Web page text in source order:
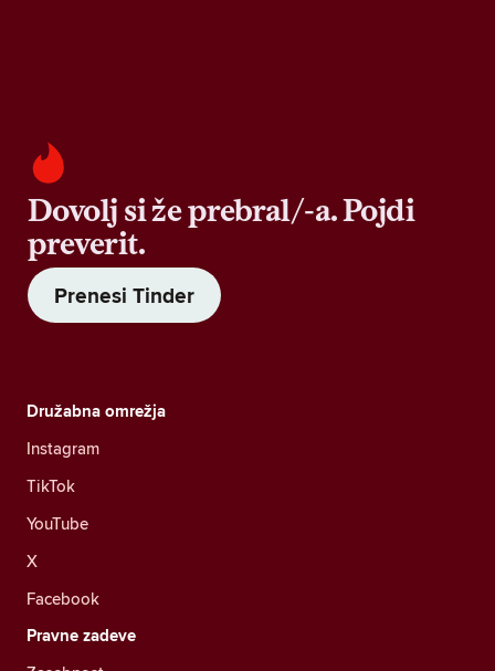
Dovolj si že prebral/-a. Pojdi
preverit.
Prenesi Tinder
Družabna omrežja
Instagram
TikTok
YouTube
X
Facebook
Pravne zadeve